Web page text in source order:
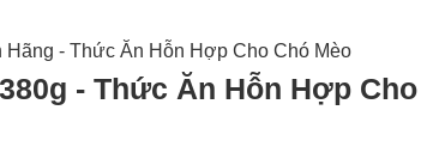
- Thức Ăn Hỗn Hợp